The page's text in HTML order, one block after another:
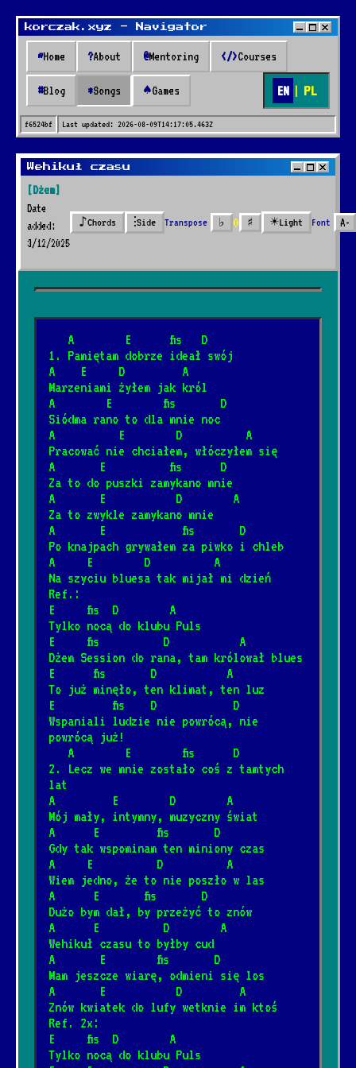
korczak.xyz - Navigator
~Home ?About @Mentoring </>Courses
#Blog *Songs ♠Games EN | PL
f6524bf Last updated: 2026-08-09T14:17:05.463Z
Songs
Nazywali go marynarz
1/22/2025[Artur Andrus]📺
* Piłem w Spale spałem w Pile
12/4/2024 [Artur Andrus]
* Sąsiedzi
6/20/2026
Rzuć jakieś drobne na wino
8/8/2024 [Brudne Dzieci Sida] 📺
* Trzy akordy darcie mordy
1/12/2025 [Brudne Dzieci Sida]
Za daleko
8/8/2024 [Brudne Dzieci Sida] 📺
*
* Wehikuł czasu
3/12/2025 [Dżem]📺
Dzieci
12/4/2024 [Elektryczne Gitary]
Była sobie żabka mała
3/8/2026 [Fasolki]
Never Going Back Again
Wehikuł czasu
[Dżem]
Date
added:
3/12/2025
♪Chords ⫶Side Transpose ♭ 0 ♯ ☀Light Font A-
   A        E      fis   D
1. Pamiętam dobrze ideał swój
A    E     D         A
Marzeniami żyłem jak król
A        E        fis       D
Siódma rano to dla mnie noc
A          E        D          A
Pracować nie chciałem, włóczyłem się
A       E          fis      D
Za to do puszki zamykano mnie
A       E           D        A
Za to zwykle zamykano mnie
A       E            fis       D
Po knajpach grywałem za piwko i chleb
A     E        D          A
Na szyciu bluesa tak mijał mi dzień
Ref.:
E     fis  D        A
Tylko nocą do klubu Puls
E     fis          D           A
Dżem Session do rana, tam królował blues
E      fis       D           A
To już minęło, ten klimat, ten luz
E         fis    D            D
Wspaniali ludzie nie powrócą, nie
powrócą już!
   A        E        fis      D
2. Lecz we mnie zostało coś z tamtych
lat
A         E        D        A
Mój mały, intymny, muzyczny świat
A      E         fis       D
Gdy tak wspominam ten miniony czas
A     E          D          A
Wiem jedno, że to nie poszło w las
A      E       fis       D
Dużo bym dał, by przeżyć to znów
A      E          D        A
Wehikuł czasu to byłby cud
A       E        fis       D
Mam jeszcze wiarę, odmieni się los
A       E           D         A
Znów kwiatek do lufy wetknie im ktoś
Ref. 2x:
E     fis  D        A
Tylko nocą do klubu Puls